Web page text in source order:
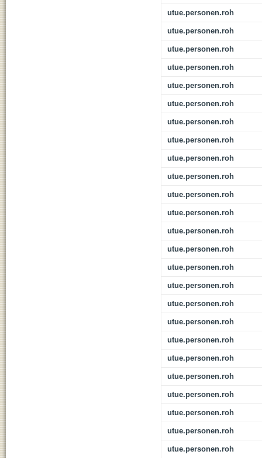
utue.personen.roh
utue.personen.roh
utue.personen.roh
utue.personen.roh
utue.personen.roh
utue.personen.roh
utue.personen.roh
utue.personen.roh
utue.personen.roh
utue.personen.roh
utue.personen.roh
utue.personen.roh
utue.personen.roh
utue.personen.roh
utue.personen.roh
utue.personen.roh
utue.personen.roh
utue.personen.roh
utue.personen.roh
utue.personen.roh
utue.personen.roh
utue.personen.roh
utue.personen.roh
utue.personen.roh
utue.personen.roh